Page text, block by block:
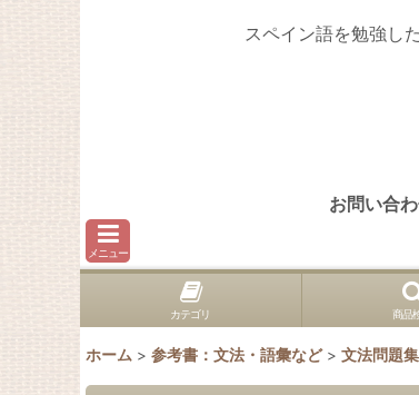
スペイン語を勉強し
お問い合
メニュー
カテゴリ 商品
ホーム > 参考書：文法・語彙など > 文法問題